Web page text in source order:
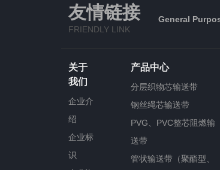
友情链接
FRIENDLY LINK
General
关于
我们
企业介
绍
企业标
识
产品中心
分层织物芯输送带
钢丝绳芯输送带
PVG、PVC整芯阻燃输
送带
管状输送带（聚酯型、